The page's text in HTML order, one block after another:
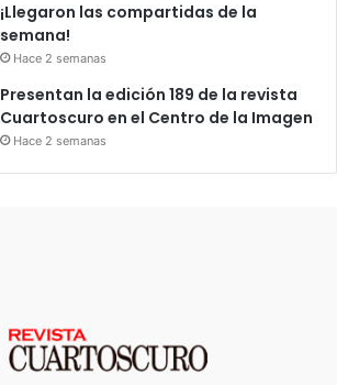
¡Llegaron las compartidas de la
semana!
Hace 2 semanas
Presentan la edición 189 de la revista
Cuartoscuro en el Centro de la Imagen
Hace 2 semanas